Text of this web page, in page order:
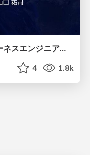
ルールを書いて終わらせないハーネスエンジニアリング
4 1.8k